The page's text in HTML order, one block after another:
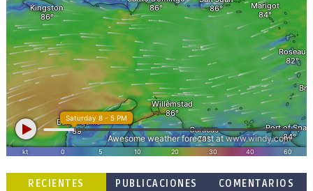
RECIENTES
PUBLICACIONES
COMENTARIOS